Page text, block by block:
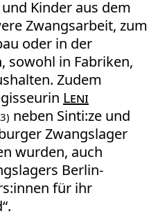
Kinder aus dem
Zwangsarbeit, zum
oder in der
sowohl in Fabriken,
Zudem
Leni
neben Sinti:ze und
Zwangslager
wurden, auch
Berlin-
für ihr